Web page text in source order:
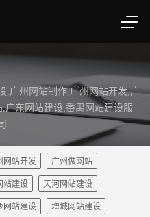
,广州网站制作,广州网站开发,广
广东网站建设,番禺网站建设服
网站开发 广州做网站
站建设 天河网站建设
网站建设 增城网站建设